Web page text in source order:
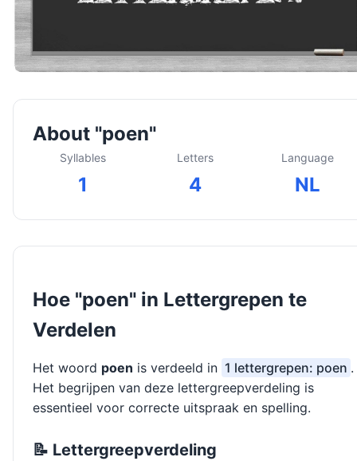
About "poen"
Syllables
1
Letters
4
Language
NL
Hoe "poen" in Lettergrepen te
Verdelen
Het woord poen is verdeeld in 1 lettergrepen: poen .
Het begrijpen van deze lettergreepverdeling is
essentieel voor correcte uitspraak en spelling.
📝 Lettergreepverdeling